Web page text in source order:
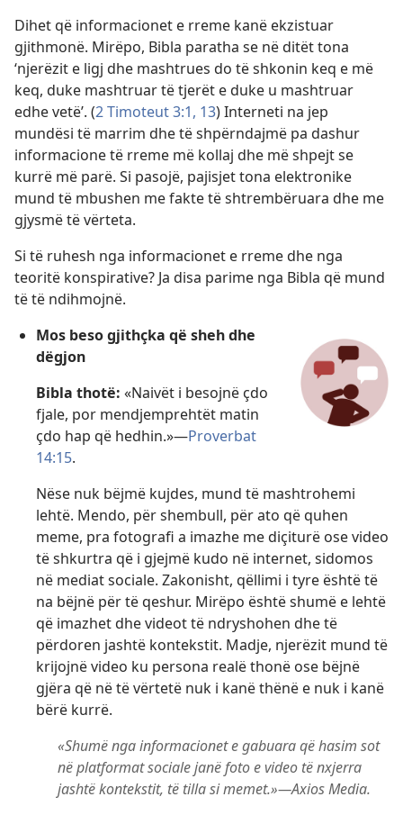
Dihet që informacionet e rreme kanë ekzistuar
gjithmonë. Mirëpo, Bibla paratha se në ditët tona
‘njerëzit e ligj dhe mashtrues do të shkonin keq e më
keq, duke mashtruar të tjerët e duke u mashtruar
edhe vetë’. (2 Timoteut 3:1, 13) Interneti na jep
mundësi të marrim dhe të shpërndajmë pa dashur
informacione të rreme më kollaj dhe më shpejt se
kurrë më parë. Si pasojë, pajisjet tona elektronike
mund të mbushen me fakte të shtrembëruara dhe me
gjysmë të vërteta.
Si të ruhesh nga informacionet e rreme dhe nga
teoritë konspirative? Ja disa parime nga Bibla që mund
të të ndihmojnë.
Mos beso gjithçka që sheh dhe
dëgjon
Bibla thotë: «Naivët i besojnë çdo
fjale, por mendjemprehtët matin
çdo hap që hedhin.»—Proverbat
14:15.
Nëse nuk bëjmë kujdes, mund të mashtrohemi
lehtë. Mendo, për shembull, për ato që quhen
meme, pra fotografi a imazhe me diçiturë ose video
të shkurtra që i gjejmë kudo në internet, sidomos
në mediat sociale. Zakonisht, qëllimi i tyre është të
na bëjnë për të qeshur. Mirëpo është shumë e lehtë
që imazhet dhe videot të ndryshohen dhe të
përdoren jashtë kontekstit. Madje, njerëzit mund të
krijojnë video ku persona realë thonë ose bëjnë
gjëra që në të vërtetë nuk i kanë thënë e nuk i kanë
bërë kurrë.
«Shumë nga informacionet e gabuara që hasim sot
në platformat sociale janë foto e video të nxjerra
jashtë kontekstit, të tilla si memet.»—Axios Media.